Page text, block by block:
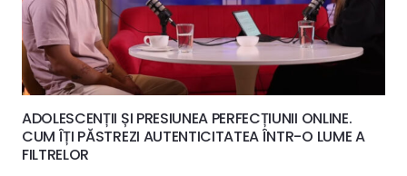
ADOLESCENȚII ȘI PRESIUNEA PERFECȚIUNII ONLINE.
CUM ÎȚI PĂSTREZI AUTENTICITATEA ÎNTR-O LUME A
FILTRELOR